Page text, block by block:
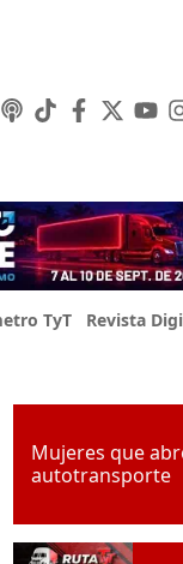
TyT Revista
Mujeres que
autotransporte